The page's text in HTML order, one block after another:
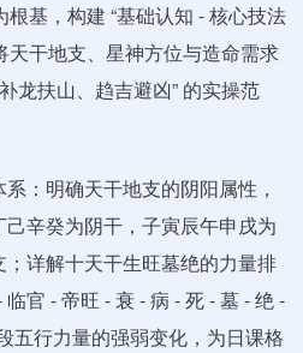
根基，构建 “基础认知 - 核心技法
天干地支、星神方位与造命需求
龙扶山、趋吉避凶” 的实操范
：明确天干地支的阴阳属性，
辛癸为阴干，子寅辰午申戌为
详解十天干生旺墓绝的力量排
官 - 帝旺 - 衰 - 病 - 死 - 墓 - 绝 -
五行力量的强弱变化，为日课格